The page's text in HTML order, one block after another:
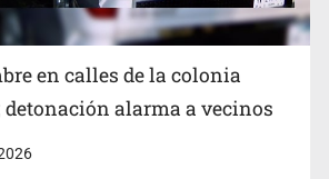
en calles de la colonia
detonación alarma a vecinos